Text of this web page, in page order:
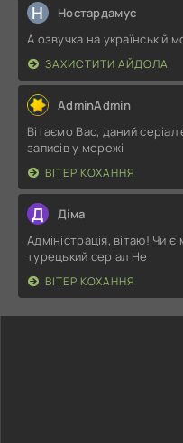
Н Ностардамус
А озвучка на українській
ЗАХИСТИТИ АЙДОЛА
AdminAdmin
Вітаємо Вас, даний серіал
записів у мережі
ВІТЕР КОХАННЯ
Д Діма
Адміністрація, вітаю! Чи
турецький серіал Не
ВІТЕР КОХАННЯ